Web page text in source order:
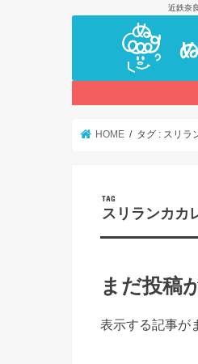
近鉄奈
HOME タグ : スリラ
TAG
スリランカカ
まだ投稿
表示する記事が